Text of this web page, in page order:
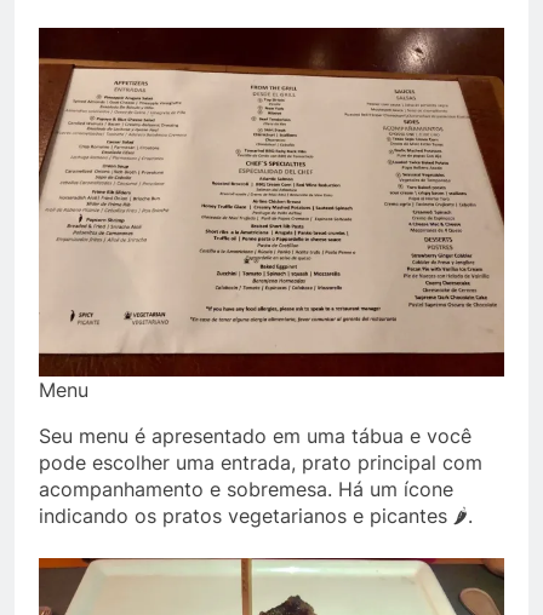
Menu
Seu menu é apresentado em uma tábua e você
pode escolher uma entrada, prato principal com
acompanhamento e sobremesa. Há um ícone
indicando os pratos vegetarianos e picantes 🌶.